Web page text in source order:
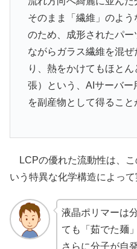
そのまま「繊維」のよ
のため、成形されたパー
ながらガラス繊維を混
り、熱をかけてもほと
張）という、AIサーバ
を副産物として得ること
LCPの優れた流動性は、こ
いう特異な化学構造によって
液晶ポリマーは
ても「茹でた麺
さらに分子が自